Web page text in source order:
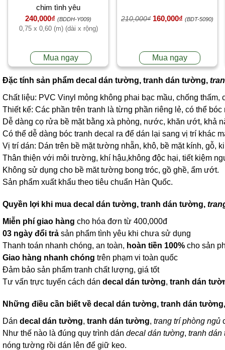
chim tình yêu
240,000₫ (BDDH-Y009)
0,75 x 0,60 (m) (dài x rộng)
Mua ngay
210,000₫ 160,000₫ (BDT-5090)
Mua ngay
Đặc tính sản phẩm decal dán tường, tranh dán tường,
Chất liệu: PVC Vinyl mỏng không phai bạc mầu, chống
Thiết kế: Các phần trên tranh là từng phần riêng lẻ, có thể
Dễ dàng cọ rửa bề mặt bằng xà phòng, nước, khăn ướt, khả
Có thể dễ dàng bóc tranh decal ra để dán lại sang vị trí khác
Vị trí dán: Dán trên bề mặt tường nhẵn, khô, bề mặt kính, gỗ,
Thân thiện với môi trường, khí hậu,không độc hại, tiết kiệm
Không sử dụng cho bề măt tường bong tróc, gồ ghề, ẩm ướt.
Sản phẩm xuất khẩu theo tiêu chuẩn Hàn Quốc.
Quyền lợi khi mua decal dán tường, tranh dán tường,
Miễn phí giao hàng cho hóa đơn từ 400,000đ
03 ngày đổi trả sản phẩm tình yêu khi chưa sử dụng
Thanh toán nhanh chóng, an toàn, hoàn tiền 100% cho sản
Giao hàng nhanh chóng trên phạm vi toàn quốc
Đảm bảo sản phẩm tranh chất lượng, giá tốt
Tư vấn trực tuyến cách dán decal dán tường, tranh dán
Những điều cần biết về decal dán tường, tranh dán tường
Dán decal dán tường, tranh dán tường, trang trí phòng ngủ
Như thế nào là đúng quy trình dán decal dán tường, tranh dán
nóng tường rồi dán lên để giữ keo.